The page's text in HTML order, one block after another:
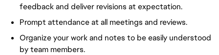
feedback and deliver revisions at expectation.
Prompt attendance at all meetings and reviews.
Organizeyour work and notes to be easily understood
by team members.